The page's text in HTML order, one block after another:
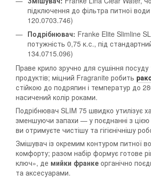
підключення до фільтра питної
120.0703.746)
Подрібнювач: Franke Elite Slimline
потужність 0,75 к.с., під
134.0715.096)
Праве крило зручно для сушіння посуду
продуктів; міцний Fragranite робить
стійкою до подряпин і температур до
насичений колір роками.
Подрібнювач SLIM 75 швидко утилізує
зменшуючи запахи — у поєднанні з цією
ви отримуєте чистішу та гігієнічнішу
Змішувач із окремим контуром питної
комфорту; разом набір формує готове
ключ», де мийки франке органічно
та аксесуарами.